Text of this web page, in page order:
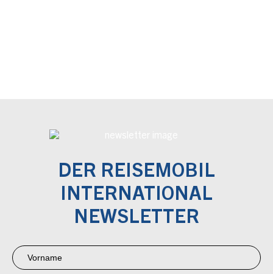
DER REISEMOBIL
INTERNATIONAL
NEWSLETTER
Newsletter
Anmeldung